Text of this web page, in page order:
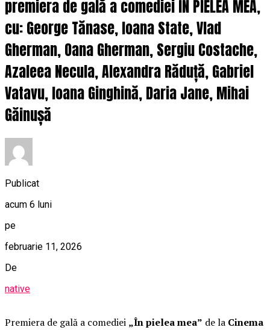
premiera de gală a comediei ÎN PIELEA MEA,
cu: George Tănase, Ioana State, Vlad
Gherman, Oana Gherman, Sergiu Costache,
Azaleea Necula, Alexandra Răduță, Gabriel
Vatavu, Ioana Ginghină, Daria Jane, Mihai
Găinușă
Publicat
acum 6 luni
pe
februarie 11, 2026
De
native
Premiera de gală a comediei „În pielea mea” de la Cinema